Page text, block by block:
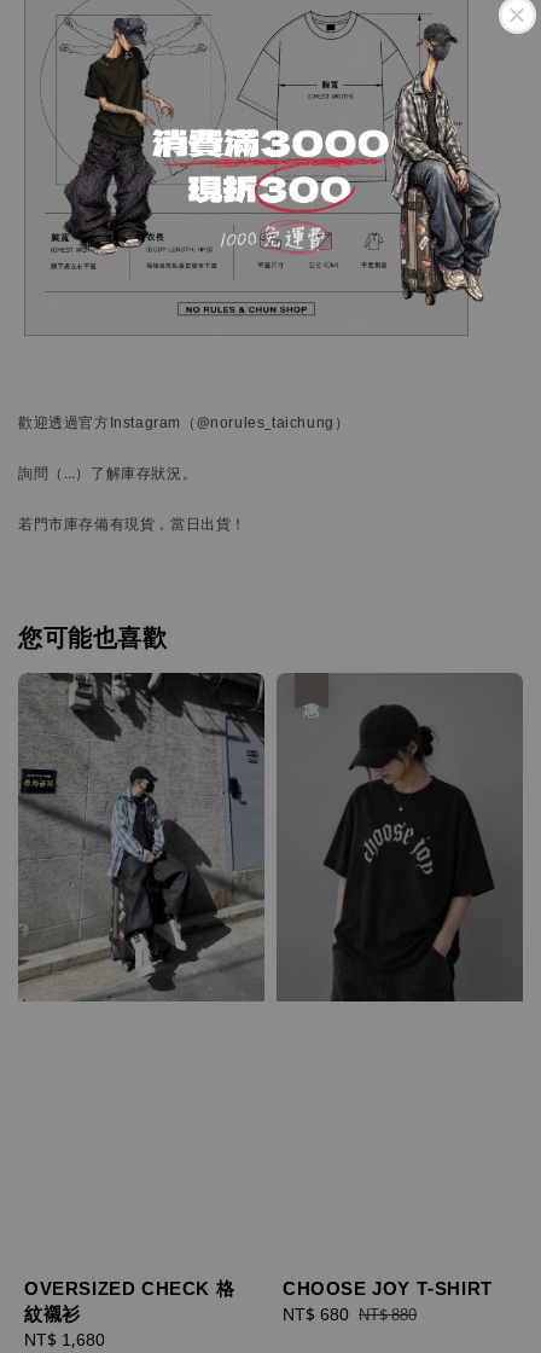
歡迎透過官方Instagram （@norules_taichung）
詢問 （…） 了解庫存狀況。
若門市庫存備有現貨，當日出貨！
您可能也喜歡
OVERSIZED CHECK 格
紋襯衫
Regular
NT$ 1,680
CHOOSE JOY T-SHIRT
Sale
NT$ 680 Regular
NT$ 880